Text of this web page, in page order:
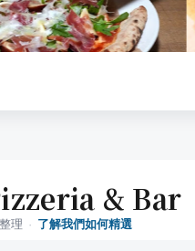
& Bar
理 · 了解我們如何精選